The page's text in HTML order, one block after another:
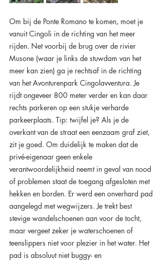
Om bij de Ponte Romano te komen, moet je
vanuit Cingoli in de richting van het meer
rijden. Net voorbij de brug over de rivier
Musone (waar je links de stuwdam van het
meer kan zien) ga je rechtsaf in de richting
van het Avonturenpark Cingolavventura. Je
rijdt ongeveer 800 meter verder en kan daar
rechts parkeren op een stukje verharde
parkeerplaats. Tip: twijfel je? Als je de
overkant van de straat een eenzaam graf ziet,
zit je goed. Om duidelijk te maken dat de
privé-eigenaar geen enkele
verantwoordelijkheid neemt in geval van nood
of problemen staat de toegang afgesloten met
hekken en borden. Er werd een onverhard pad
aangelegd met wegwijzers. Je trekt best
stevige wandelschoenen aan voor de tocht,
maar vergeet zeker je waterschoenen of
teenslippers niet voor plezier in het water. Het
pad is absoluut niet buggy- en